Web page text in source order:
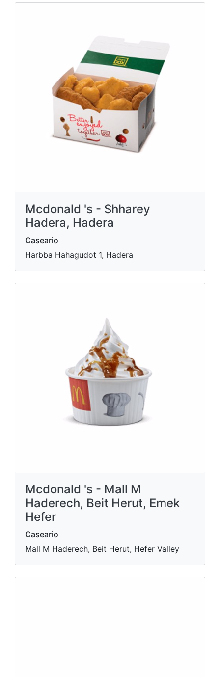
Mcdonald 's - Shharey
Hadera, Hadera
Caseario
Harbba Hahagudot 1, Hadera
Mcdonald 's - Mall M
Haderech, Beit Herut, Emek
Hefer
Caseario
Mall M Haderech, Beit Herut, Hefer Valley